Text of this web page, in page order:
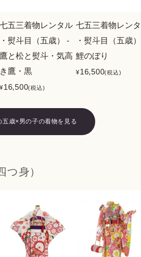
七五三着物レンタル
・熨斗目（五歳） -
鷹と松と熨斗・気高
き鷹・黒
¥16,500(税込)
七五三着物レン
・熨斗目（五歳
鯉のぼり
¥16,500(税込)
五歳×男の子の着物を見る
つ身）